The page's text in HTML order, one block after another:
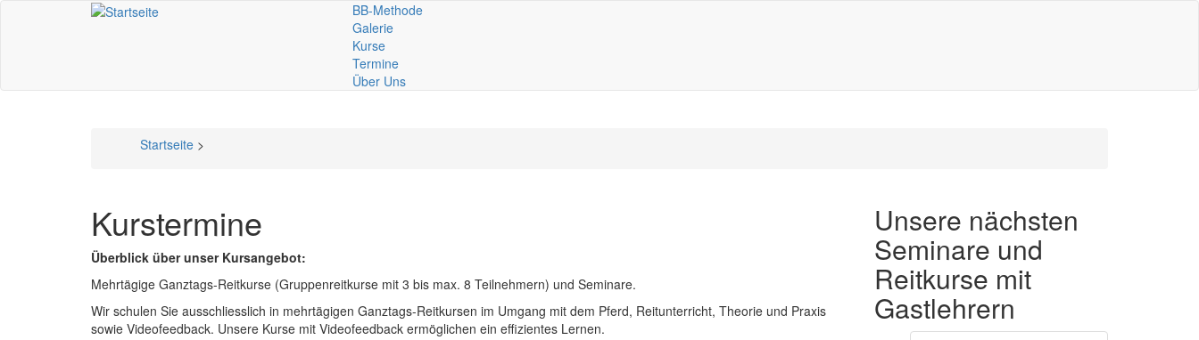
Main
navigation
BB-Methode
Galerie
Kurse
Termine
Über Uns
Startseite >
Kurstermine
Überblick über unser Kursangebot:
Mehrtägige Ganztags-Reitkurse (Gruppenreitkurse mit 3 bis max. 8 Teilnehmern) und Seminare.
Wir schulen Sie ausschliesslich in mehrtägigen Ganztags-Reitkursen im Umgang mit dem Pferd, Reitunterricht, Theorie und Praxis
sowie Videofeedback. Unsere Kurse mit Videofeedback ermöglichen ein effizientes Lernen.
Unsere nächsten
Seminare und
Reitkurse mit
Gastlehrern